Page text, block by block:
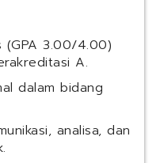
(GPA 3.00/4.00)
A.
dalam bidang
analisa, dan